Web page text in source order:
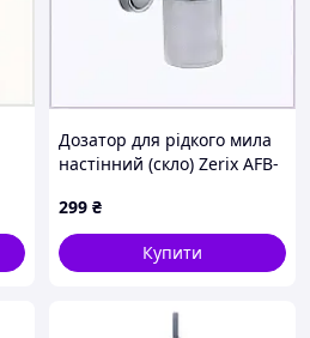
Дозатор для рідкого мила
настінний (скло) Zerix AFB-
299 ₴
Купити